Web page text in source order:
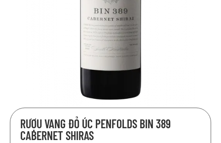
RƯỢU VANG ĐỎ ÚC PENFOLDS BIN 389
CABERNET SHIRAS
Chuyển
đến
phần